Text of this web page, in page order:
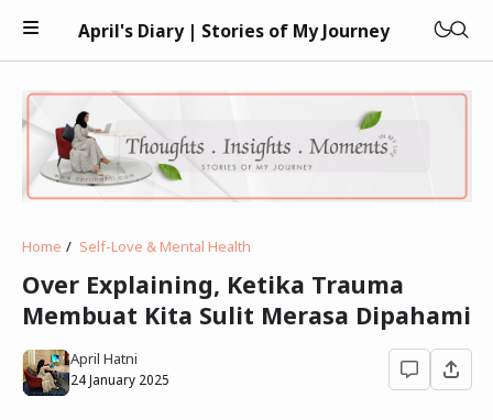
April's Diary | Stories of My Journey
Kesehatan
Kecantikan
Home Self-Love & Mental Health
Over Explaining, Ketika Trauma
Membuat Kita Sulit Merasa Dipahami
April Hatni
24 January 2025